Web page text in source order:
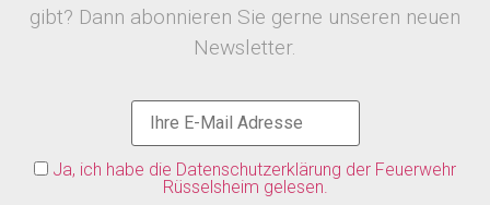
gibt? Dann abonnieren Sie gerne unseren neuen
Newsletter.
Ja, ich habe die Datenschutzerklärung der Feuerwehr
Rüsselsheim gelesen.